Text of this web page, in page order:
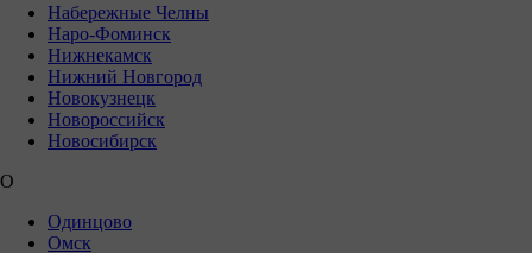
Набережные Челны
Наро-Фоминск
Нижнекамск
Нижний Новгород
Новокузнецк
Новороссийск
Новосибирск
О
Одинцово
Омск